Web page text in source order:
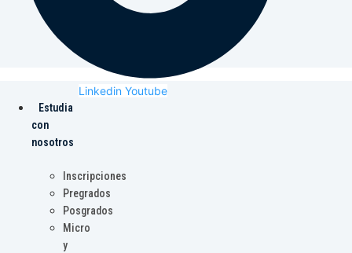
Linkedin Youtube
Estudia
con
nosotros
Inscripciones
Pregrados
Posgrados
Micro
y